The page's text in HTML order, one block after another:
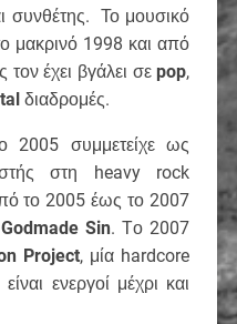
συνθέτης. Το μουσικό
μακρινό 1998 και από
τον έχει βγάλει σεpop,
διαδρομές.
συμμετείχε ως
στη heavy rock
το 2005 έως το 2007
Godmade Sin. Tο 2007
Project, μία hardcore
ενεργοί μέχρι και